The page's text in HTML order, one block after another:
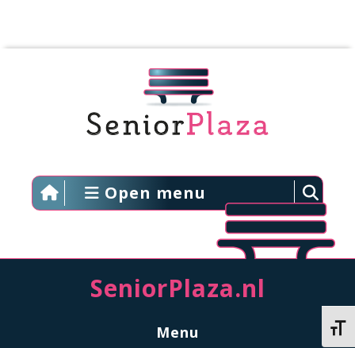
Open menu
SeniorPlaza.nl
Menu